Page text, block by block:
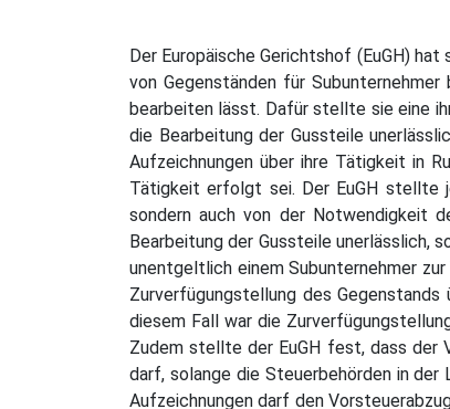
Der Europäische Gerichtshof (EuGH)
von Gegenständen für
bearbeiten lässt. Dafür stellte sie eine
die Bearbeitung der Gussteile
Aufzeichnungen über ihre Tätigkeit in
Tätigkeit erfolgt sei. Der EuGH stellte
sondern auch von der Notwendigkeit
Bearbeitung der Gussteile unerlässlich,
unentgeltlich einem Subunternehmer
Zurverfügungstellung des
diesem Fall war die
Zudem stellte der EuGH fest, dass der
darf, solange die Steuerbehörden in
Aufzeichnungen darf den